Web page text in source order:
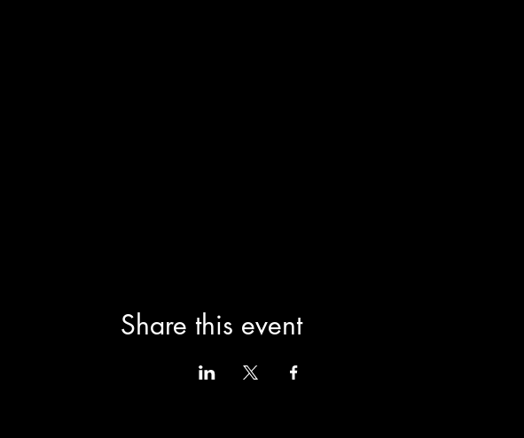
Share this event